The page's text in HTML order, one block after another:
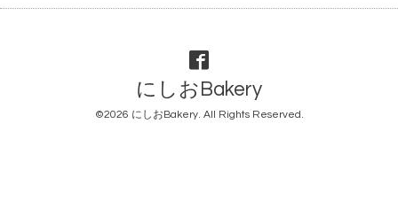
にしおBakery
©2026 にしおBakery. All Rights Reserved.